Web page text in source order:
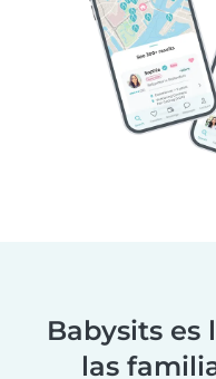
Babysits es
las